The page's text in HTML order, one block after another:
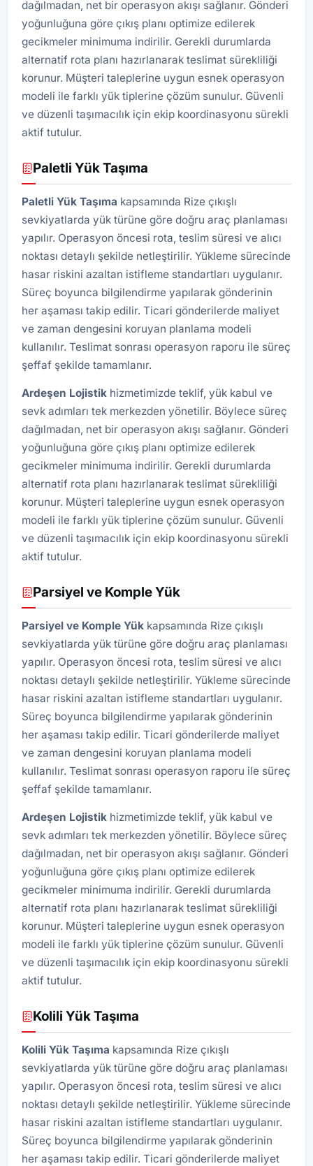
dağılmadan, net bir operasyon akışı sağlanır. Gönderi
yoğunluğuna göre çıkış planı optimize edilerek
gecikmeler minimuma indirilir. Gerekli durumlarda
alternatif rota planı hazırlanarak teslimat sürekliliği
korunur. Müşteri taleplerine uygun esnek operasyon
modeli ile farklı yük tiplerine çözüm sunulur. Güvenli
ve düzenli taşımacılık için ekip koordinasyonu sürekli
aktif tutulur.
Paletli Yük Taşıma
Paletli Yük Taşıma kapsamında Rize çıkışlı
sevkiyatlarda yük türüne göre doğru araç planlaması
yapılır. Operasyon öncesi rota, teslim süresi ve alıcı
noktası detaylı şekilde netleştirilir. Yükleme sürecinde
hasar riskini azaltan istifleme standartları uygulanır.
Süreç boyunca bilgilendirme yapılarak gönderinin
her aşaması takip edilir. Ticari gönderilerde maliyet
ve zaman dengesini koruyan planlama modeli
kullanılır. Teslimat sonrası operasyon raporu ile süreç
şeffaf şekilde tamamlanır.
Ardeşen Lojistik hizmetimizde teklif, yük kabul ve
sevk adımları tek merkezden yönetilir. Böylece süreç
dağılmadan, net bir operasyon akışı sağlanır. Gönderi
yoğunluğuna göre çıkış planı optimize edilerek
gecikmeler minimuma indirilir. Gerekli durumlarda
alternatif rota planı hazırlanarak teslimat sürekliliği
korunur. Müşteri taleplerine uygun esnek operasyon
modeli ile farklı yük tiplerine çözüm sunulur. Güvenli
ve düzenli taşımacılık için ekip koordinasyonu sürekli
aktif tutulur.
Parsiyel ve Komple Yük
Parsiyel ve Komple Yük kapsamında Rize çıkışlı
sevkiyatlarda yük türüne göre doğru araç planlaması
yapılır. Operasyon öncesi rota, teslim süresi ve alıcı
noktası detaylı şekilde netleştirilir. Yükleme sürecinde
hasar riskini azaltan istifleme standartları uygulanır.
Süreç boyunca bilgilendirme yapılarak gönderinin
her aşaması takip edilir. Ticari gönderilerde maliyet
ve zaman dengesini koruyan planlama modeli
kullanılır. Teslimat sonrası operasyon raporu ile süreç
şeffaf şekilde tamamlanır.
Ardeşen Lojistik hizmetimizde teklif, yük kabul ve
sevk adımları tek merkezden yönetilir. Böylece süreç
dağılmadan, net bir operasyon akışı sağlanır. Gönderi
yoğunluğuna göre çıkış planı optimize edilerek
gecikmeler minimuma indirilir. Gerekli durumlarda
alternatif rota planı hazırlanarak teslimat sürekliliği
korunur. Müşteri taleplerine uygun esnek operasyon
modeli ile farklı yük tiplerine çözüm sunulur. Güvenli
ve düzenli taşımacılık için ekip koordinasyonu sürekli
aktif tutulur.
Kolili Yük Taşıma
Kolili Yük Taşıma kapsamında Rize çıkışlı
sevkiyatlarda yük türüne göre doğru araç planlaması
yapılır. Operasyon öncesi rota, teslim süresi ve alıcı
noktası detaylı şekilde netleştirilir. Yükleme sürecinde
hasar riskini azaltan istifleme standartları uygulanır.
Süreç boyunca bilgilendirme yapılarak gönderinin
her aşaması takip edilir. Ticari gönderilerde maliyet